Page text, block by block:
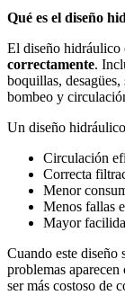
Qué es el diseño
El diseño hidráulico
correctamente.
boquillas,
bombeo y
Un diseño
Circulación
Correcta
Menor
Menos fallas
Mayor
Cuando este diseño
problemas
ser más costoso de